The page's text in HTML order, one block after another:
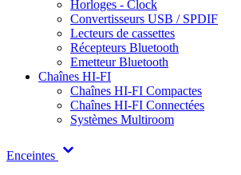
Horloges - Clock
Convertisseurs USB / SPDIF
Lecteurs de cassettes
Récepteurs Bluetooth
Emetteur Bluetooth
Chaînes HI-FI
Chaînes HI-FI Compactes
Chaînes HI-FI Connectées
Systèmes Multiroom
Enceintes